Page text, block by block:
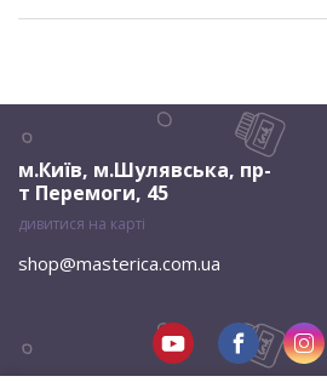
м.Київ, м.Шулявська, пр-
т Перемоги, 45
дивитися на карті
shop@masterica.com.ua